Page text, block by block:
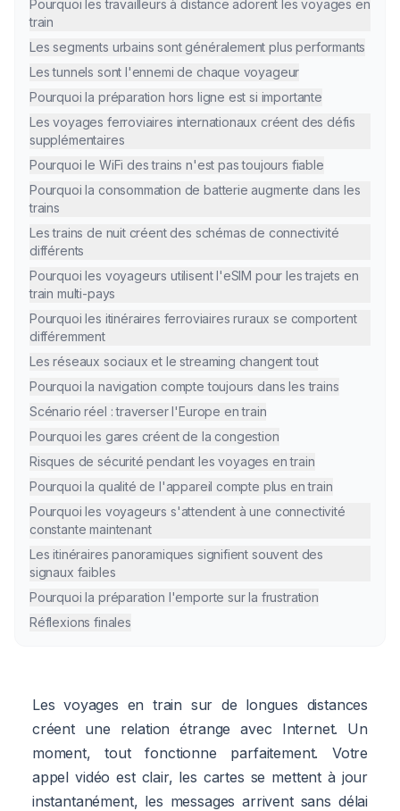
Pourquoi les travailleurs à distance adorent les voyages en
train
Les segments urbains sont généralement plus performants
Les tunnels sont l'ennemi de chaque voyageur
Pourquoi la préparation hors ligne est si importante
Les voyages ferroviaires internationaux créent des défis
supplémentaires
Pourquoi le WiFi des trains n'est pas toujours fiable
Pourquoi la consommation de batterie augmente dans les
trains
Les trains de nuit créent des schémas de connectivité
différents
Pourquoi les voyageurs utilisent l'eSIM pour les trajets en
train multi-pays
Pourquoi les itinéraires ferroviaires ruraux se comportent
différemment
Les réseaux sociaux et le streaming changent tout
Pourquoi la navigation compte toujours dans les trains
Scénario réel : traverser l'Europe en train
Pourquoi les gares créent de la congestion
Risques de sécurité pendant les voyages en train
Pourquoi la qualité de l'appareil compte plus en train
Pourquoi les voyageurs s'attendent à une connectivité
constante maintenant
Les itinéraires panoramiques signifient souvent des
signaux faibles
Pourquoi la préparation l'emporte sur la frustration
Réflexions finales
Les voyages en train sur de longues distances
créent une relation étrange avec Internet. Un
moment, tout fonctionne parfaitement. Votre
appel vidéo est clair, les cartes se mettent à jour
instantanément, les messages arrivent sans délai